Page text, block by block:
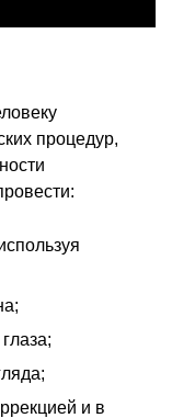
процедур,
и в